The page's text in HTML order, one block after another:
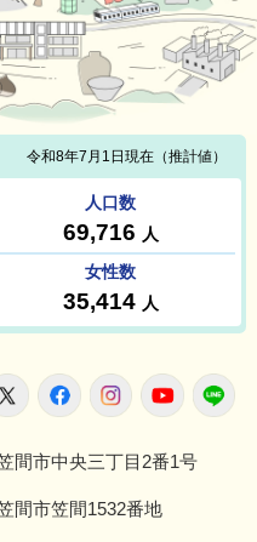
間市役所
X FacebookInstagram
間市中央三丁目2番1号
間市笠間1532番地